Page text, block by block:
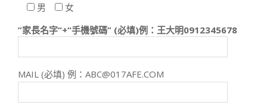
男
女
”家長名字“+“手機號碼” (必填)例：王大明0912345678
MAIL (必填) 例：ABC@017AFE.COM